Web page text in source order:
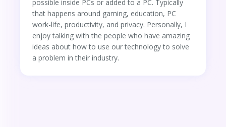
possible inside PCs or added to a PC. Typically
that happens around gaming, education, PC
work-life, productivity, and privacy. Personally, I
enjoy talking with the people who have amazing
ideas about how to use our technology to solve
a problem in their industry.